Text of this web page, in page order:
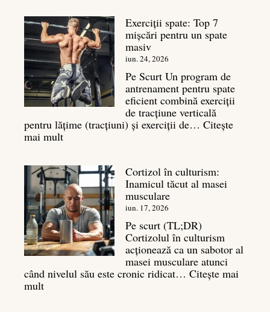
este
sa
cu
masa
musculară
Exerciții spate: Top 7
mișcări pentru un spate
masiv
iun. 24, 2026
Pe Scurt Un program de
antrenament pentru spate
eficient combină exerciții
de tracțiune verticală
pentru lățime (tracțiuni) și exerciții de… Citește
mai mult:
Top
7
mișcări
pentru
un
spate
masiv
Cortizol în culturism:
Inamicul tăcut al masei
musculare
iun. 17, 2026
Pe scurt (TL;DR)
Cortizolul în culturism
acționează ca un sabotor al
masei musculare atunci
când nivelul său este cronic ridicat… Citește mai
mult: